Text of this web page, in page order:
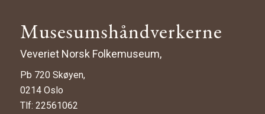
Musesumshåndverkerne
Veveriet Norsk Folkemuseum,
Pb 720 Skøyen,
0214 Oslo
Tlf: 22561062